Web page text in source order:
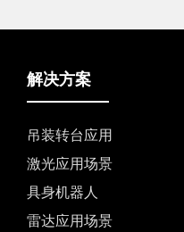
解决方案
吊装转台应用
激光应用场景
具身机器人
雷达应用场景